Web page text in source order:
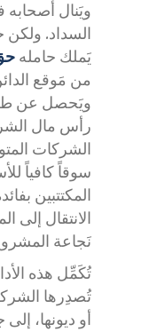
ويَنال
السداد. ولكن
يَملك حامله
من مَوقع
ويَحصل عن
رأس مال
الشركات
سوقاً كافياً
المكتتبين
الانتقال إلى
نَجاعة
تُكَمِّل هذه
تُصدِرها
أو ديونها،